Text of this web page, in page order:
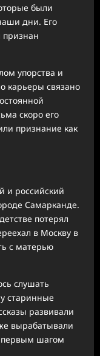
были
дни. Его
упорства и
карьеры связано
скоро его
признание как
и российский
Самарканде.
потерял
в Москву в
с матерью
слушать
старинные
развивали
вырабатывали
первым шагом